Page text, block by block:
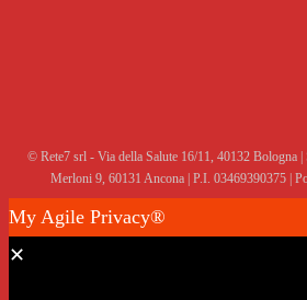
© Rete7 srl - Via della Salute 16/11, 40132 Bologna |
Merloni 9, 60131 Ancona | P.I. 03469390375 |
My Agile Privacy®
✕